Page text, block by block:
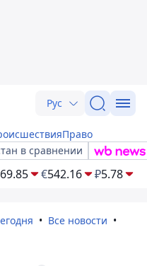
Рус
Право
в сравнении
€542.16 ₽5.78
Все новости